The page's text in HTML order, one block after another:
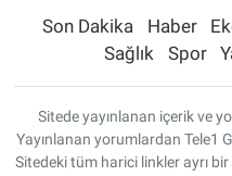
Son Dakika Haber
Sağlık
Spor
Sitede yayınlanan içerik ve
Yayınlanan yorumlardan Tele1
Sitedeki tüm harici linkler ayrı